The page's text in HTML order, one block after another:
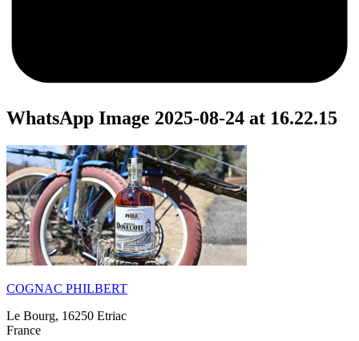
WhatsApp Image 2025-08-24 at 16.22.15
COGNAC PHILBERT
Le Bourg, 16250 Etriac
France